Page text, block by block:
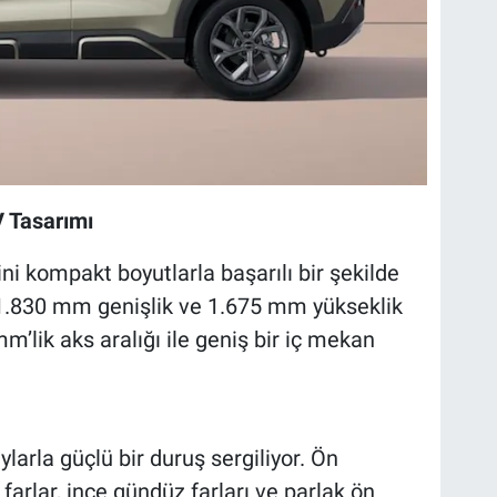
kompakt boyutlarla başarılı bir şekilde
mm genişlik ve 1.675 mm yükseklik
aks aralığı ile geniş bir iç mekan
güçlü bir duruş sergiliyor. Ön
ince gündüz farları ve parlak ön